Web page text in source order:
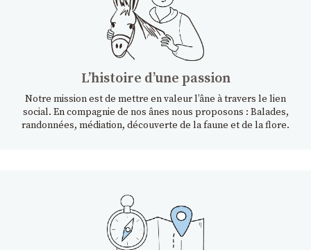
Lʼhistoire dʼune passion
Notre mission est de mettre en valeur l’âne à travers le lien
social. En compagnie de nos ânes nous proposons : Balades,
randonnées, médiation, découverte de la faune et de la flore.